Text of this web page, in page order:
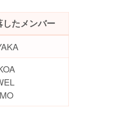
たメンバー